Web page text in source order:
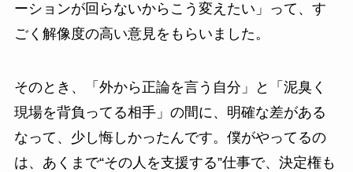
ーションが回らないからこう変えたい」って、す
ごく解像度の高い意見をもらいました。
そのとき、「外から正論を言う自分」と「泥臭く
現場を背負ってる相手」の間に、明確な差がある
なって、少し悔しかったんです。僕がやってるの
は、あくまで“その人を支援する”仕事で、決定権も